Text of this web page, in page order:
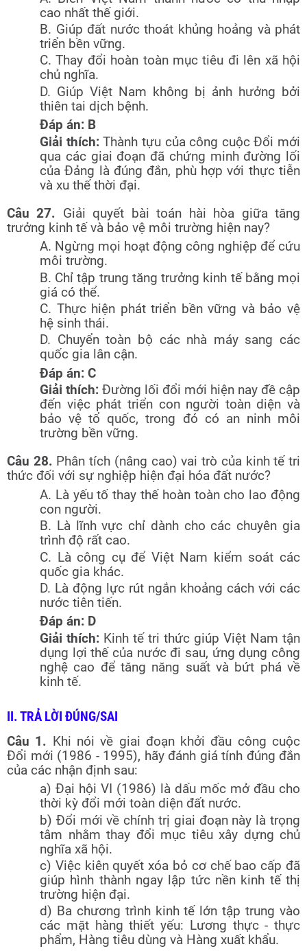
cao nhất thế giới.
B. Giúp đất nước thoát khủng hoảng và phát
triển bền vững.
C. Thay đổi hoàn toàn mục tiêu đi lên xã hội
chủ nghĩa.
D. Giúp Việt Nam không bị ảnh hưởng bởi
thiên tai dịch bệnh.
Đáp án: B
Giải thích:Thành tựu của công cuộc Đổi mới
qua các giai đoạn đã chứng minh đường lối
của Đảng là đúng đắn, phù hợp với thực tiễn
và xu thế thời đại.
Câu 27. Giải quyết bài toán hài hòa giữa tăng
trưởng kinh tế và bảo vệ môi trường hiện nay?
A. Ngừng mọi hoạt động công nghiệp để cứu
môi trường.
B. Chỉ tập trung tăng trưởng kinh tế bằng mọi
giá có thể.
C. Thực hiện phát triển bền vững và bảo vệ
hệ sinh thái.
D. Chuyển toàn bộ các nhà máy sang các
quốc gia lân cận.
Đáp án: C
Giải thích: Đường lối đổi mới hiện nay đề cập
đến việc phát triển con người toàn diện và
bảo vệ tổ quốc, trong đó có an ninh môi
trường bền vững.
Câu 28. Phân tích (nâng cao) vai trò của kinh tế tri
thức đối với sự nghiệp hiện đại hóa đất nước?
A. Là yếu tố thay thế hoàn toàn cho lao động
con người.
B. Là lĩnh vực chỉ dành cho các chuyên gia
trình độ rất cao.
C. Là công cụ để Việt Nam kiểm soát các
quốc gia khác.
D. Là động lực rút ngắn khoảng cách với các
nước tiên tiến.
Đáp án: D
Giải thích: Kinh tế tri thức giúp Việt Nam tận
dụng lợi thế của nước đi sau, ứng dụng công
nghệ cao để tăng năng suất và bứt phá về
kinh tế.
II. TRẢ LỜI ĐÚNG/SAI
Câu 1. Khi nói về giai đoạn khởi đầu công cuộc
Đổi mới (1986 - 1995), hãy đánh giá tính đúng đắn
của các nhận định sau:
a) Đại hội VI (1986) là dấu mốc mở đầu cho
thời kỳ đổi mới toàn diện đất nước.
b) Đổi mới về chính trị giai đoạn này là trọng
tâm nhằm thay đổi mục tiêu xây dựng chủ
nghĩa xã hội.
c) Việc kiên quyết xóa bỏ cơ chế bao cấp đã
giúp hình thành ngay lập tức nền kinh tế thị
trường hiện đại.
d) Ba chương trình kinh tế lớn tập trung vào
các mặt hàng thiết yếu: Lương thực - thực
phẩm, Hàng tiêu dùng và Hàng xuất khẩu.